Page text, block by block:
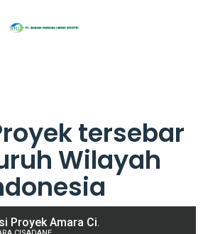
tersebar
Wilayah